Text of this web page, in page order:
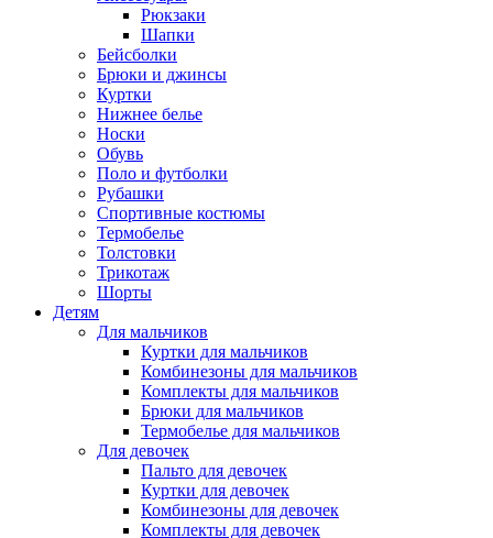
Рюкзаки
Шапки
Бейсболки
Брюки и джинсы
Куртки
Нижнее белье
Носки
Обувь
Поло и футболки
Рубашки
Спортивные костюмы
Термобелье
Толстовки
Трикотаж
Шорты
Детям
Для мальчиков
Куртки для мальчиков
Комбинезоны для мальчиков
Комплекты для мальчиков
Брюки для мальчиков
Термобелье для мальчиков
Для девочек
Пальто для девочек
Куртки для девочек
Комбинезоны для девочек
Комплекты для девочек